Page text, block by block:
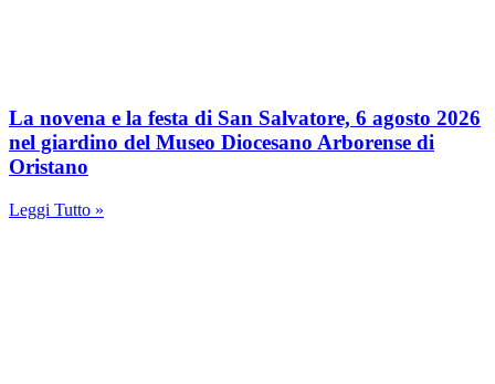
La novena e la festa di San Salvatore, 6 agosto 2026
nel giardino del Museo Diocesano Arborense di
Oristano
Leggi Tutto »